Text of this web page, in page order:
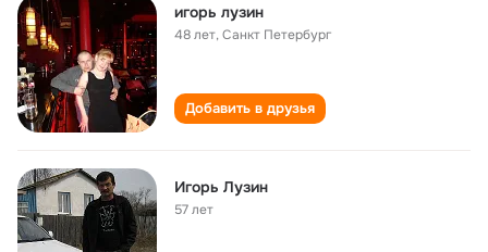
игорь лузин
48 лет,Санкт Петербург
Добавить в друзья
Игорь Лузин
57 лет